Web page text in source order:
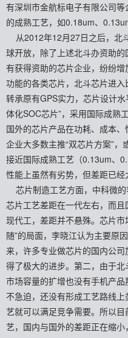
有深圳市金航标电子有限公司
的成熟工艺，如0.18um、
从2012年12月27日之后，北
球开放，除了上述北斗办资助
有获得资助的芯片企业，纷纷
功能的各类芯片，北斗芯片进
转承原有GPS实力，芯片设计
体化SOC芯片”，采用国际成熟
国外的芯片产品在功耗、成本
企业大多数主推“双芯片方案”
接近国际成熟工艺（0.13um、
性能上虽然有劣势，但差距已经
芯片制造工艺方面，中科微
芯片工艺差距在一代左右，而
现代工，差距并不悬殊。芯片
随”的局面，李晓江认为主要原
来，许多专业做芯片的国内公
得了极大的进步。第二，由于北
市场容量的扩增也没有手机产
不急迫，还没有形成工艺路线
艺就可以满足竞争需要。所以
艺，国内与国外的差距正在缩小